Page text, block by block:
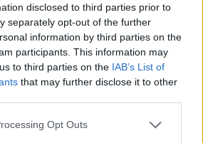
disclosed to third parties prior to
separately opt-out of the further
information by third parties on the
participants. This information may
to third parties on the IAB’s List of
that may further disclose it to other
app uses one or more Google
Opt Outs
„To, čo ma inšpirovalo počas
bolo predovšetkým cestovanie.
byte pochádza z juhovýchodnej
po Bali a Indonézii, ale takisto
v
Thajsku
tvorí zohratý celok. Ale snažil som